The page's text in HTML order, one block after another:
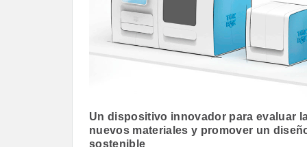
Un dispositivo innovador para evaluar
nuevos materiales y promover un
sostenible